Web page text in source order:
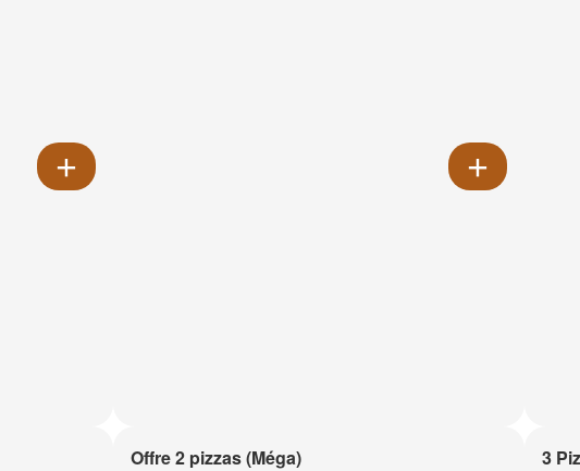
Offre 2 pizzas (Méga) 3